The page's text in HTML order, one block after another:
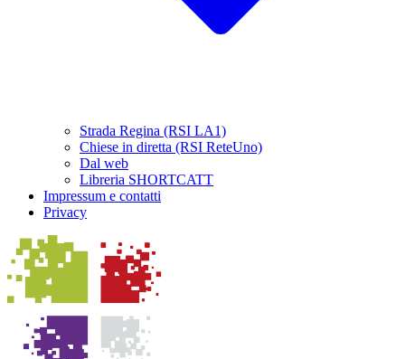
Strada Regina (RSI LA1)
Chiese in diretta (RSI ReteUno)
Dal web
Libreria SHORTCATT
Impressum e contatti
Privacy